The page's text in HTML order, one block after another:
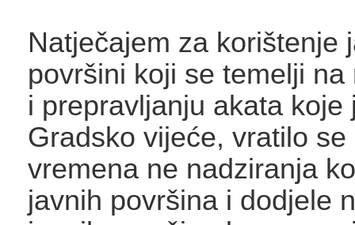
Natječajem za korištenje
površini koji se temelji na
i prepravljanju akata koje
Gradsko vijeće, vratilo se
vremena ne nadziranja
javnih površina i dodjele